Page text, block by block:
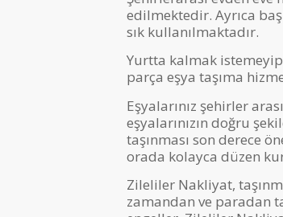
edilmektedir. Ayrıca
sık kullanılmaktadır.
Yurtta kalmak
parça eşya taşıma
Eşyalarınız şehirler
eşyalarınızın doğru
taşınması son derece
orada kolayca düzen
Zileliler Nakliyat,
zamandan ve paradan